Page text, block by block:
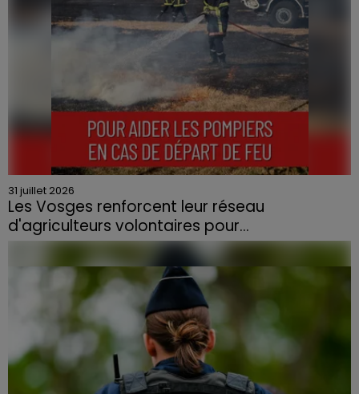
31 juillet 2026
Les Vosges renforcent leur réseau
d'agriculteurs volontaires pour...
Face à la sécheresse et aux risques de départs de feu,
la Chambre d'agriculture des Vosges a lancé un appel
aux agriculteurs volontaires pour venir en aide...